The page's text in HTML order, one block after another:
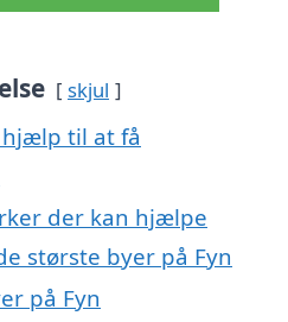
skjul
til at få
der kan hjælpe
største byer på Fyn
på Fyn